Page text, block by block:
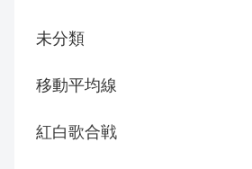
未分類
移動平均線
紅白歌合戦